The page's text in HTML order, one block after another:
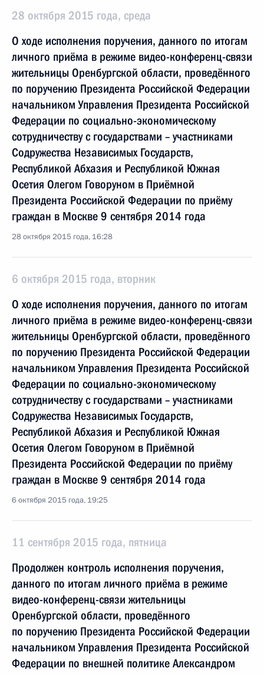
28 октября 2015 года, среда
О ходе исполнения поручения, данного по итогам
личного приёма в режиме видео-конференц-связи
жительницы Оренбургской области, проведённого
по поручению Президента Российской Федерации
начальником Управления Президента Российской
Федерации по социально-экономическому
сотрудничеству с государствами – участниками
Содружества Независимых Государств,
Республикой Абхазия и Республикой Южная
Осетия Олегом Говоруном в Приёмной
Президента Российской Федерации по приёму
граждан в Москве 9 сентября 2014 года
28 октября 2015 года, 16:28
6 октября 2015 года, вторник
О ходе исполнения поручения, данного по итогам
личного приёма в режиме видео-конференц-связи
жительницы Оренбургской области, проведённого
по поручению Президента Российской Федерации
начальником Управления Президента Российской
Федерации по социально-экономическому
сотрудничеству с государствами – участниками
Содружества Независимых Государств,
Республикой Абхазия и Республикой Южная
Осетия Олегом Говоруном в Приёмной
Президента Российской Федерации по приёму
граждан в Москве 9 сентября 2014 года
6 октября 2015 года, 19:25
11 сентября 2015 года, пятница
Продолжен контроль исполнения поручения,
данного по итогам личного приёма в режиме
видео-конференц-связи жительницы
Оренбургской области, проведённого
по поручению Президента Российской Федерации
начальником Управления Президента Российской
Федерации по внешней политике Александром